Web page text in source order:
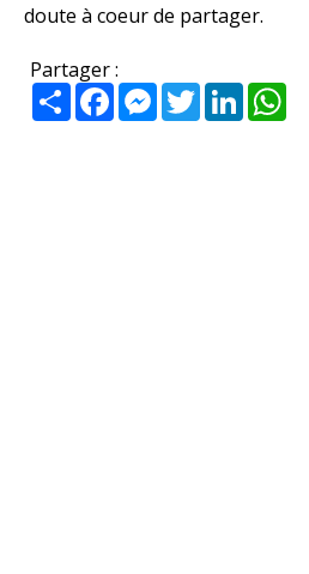
doute à coeur de partager.
Partager :
PartagerFacebookMessenger
TwitterLinkedIn